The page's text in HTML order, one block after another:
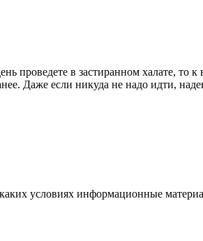
проведете в застиранном халате, то к
Даже если никуда не надо идти,
условиях информационные